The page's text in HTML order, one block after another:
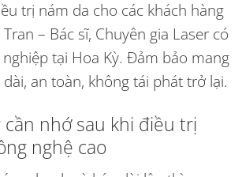
trị nám da cho các khách hàng
– Bác sĩ, Chuyên gia Laser có
tại Hoa Kỳ. Đảm bảo mang
an toàn, không tái phát trở lại.
nhớ sau khi điều trị
nghệ cao